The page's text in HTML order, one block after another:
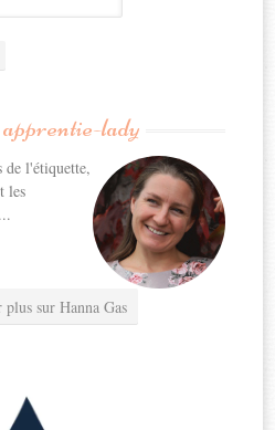
apprentie-lady
de l'étiquette,
les
sur Hanna Gas